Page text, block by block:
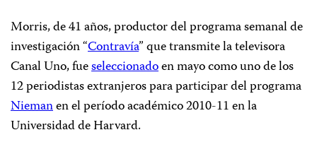
Morris, de 41 años, productor del programa semanal de
investigación “Contravía” que transmite la televisora
Canal Uno, fueseleccionadoen mayo como uno de los
12 periodistas extranjeros para participar del programa
Niemanen el período académico 2010-11 en la
Universidad de Harvard.